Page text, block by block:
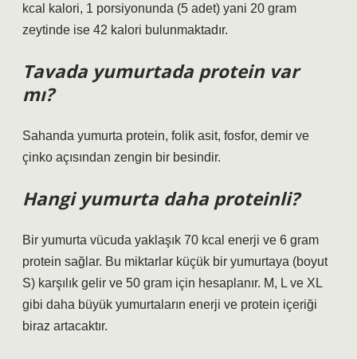
kcal kalori, 1 porsiyonunda (5 adet) yani 20 gram
zeytinde ise 42 kalori bulunmaktadır.
Tavada yumurtada protein var
mı?
Sahanda yumurta protein, folik asit, fosfor, demir ve
çinko açısından zengin bir besindir.
Hangi yumurta daha proteinli?
Bir yumurta vücuda yaklaşık 70 kcal enerji ve 6 gram
protein sağlar. Bu miktarlar küçük bir yumurtaya (boyut
S) karşılık gelir ve 50 gram için hesaplanır. M, L ve XL
gibi daha büyük yumurtaların enerji ve protein içeriği
biraz artacaktır.